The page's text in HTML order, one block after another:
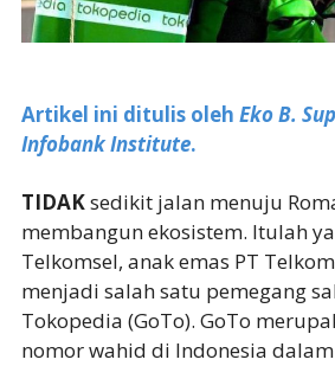
Artikel ini ditulis oleh Eko B.
Infobank Institute.
TIDAKsedikit jalan menuju
membangun ekosistem. Itulah
Telkomsel, anak emas PT
menjadi salah satu pemegang
Tokopedia (GoTo). GoTo
nomor wahid di Indonesia